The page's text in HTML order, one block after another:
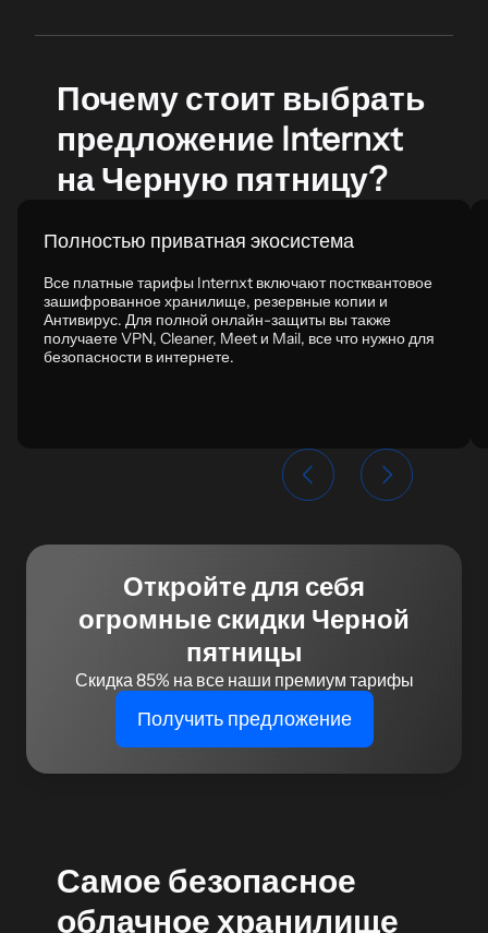
Почему стоит выбрать
предложение Internxt
на Черную пятницу?
Полностью приватная экосистема
Все платные тарифы Internxt включают постквантовое
зашифрованное хранилище, резервные копии и
Антивирус. Для полной онлайн-защиты вы также
получаете VPN, Cleaner, Meet и Mail, все что нужно для
безопасности в интернете.
Откройте для себя
огромные скидки Черной
пятницы
Скидка 85% на все наши премиум тарифы
Получить предложение
Самое безопасное
облачное хранилище